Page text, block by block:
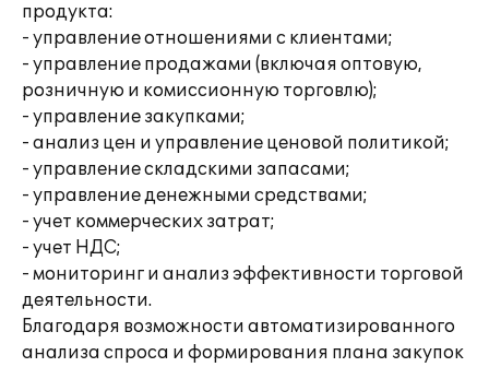
продукта:
- управление отношениями с клиентами;
- управление продажами (включая оптовую,
розничную и комиссионную торговлю);
- управление закупками;
- анализ цен и управление ценовой политикой;
- управление складскими запасами;
- управление денежными средствами;
- учет коммерческих затрат;
- учет НДС;
- мониторинг и анализ эффективности торговой
деятельности.
Благодаря возможности автоматизированного
анализа спроса и формирования плана закупок